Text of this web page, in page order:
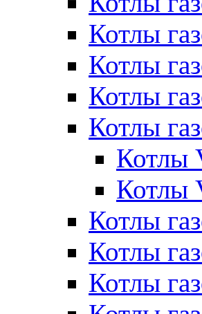
Котлы
Котлы
Котлы
Котлы
Котлы
Котлы
Котлы
Котлы
Котлы